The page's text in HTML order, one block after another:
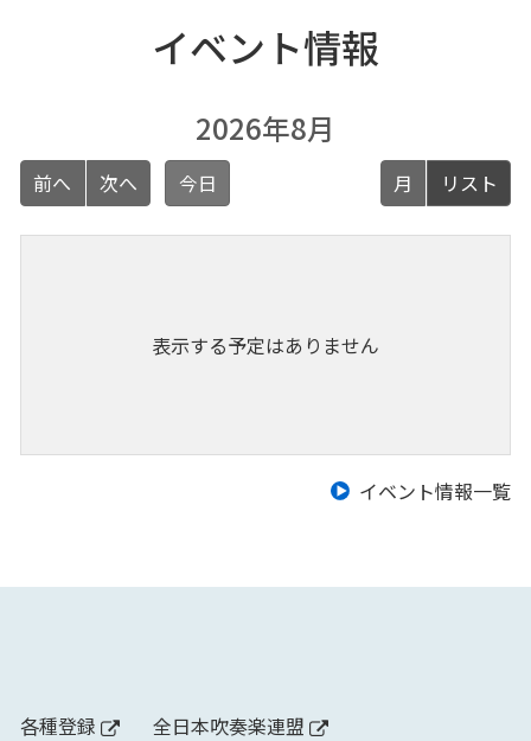
イベント情報
前へ 次へ 今日
2026年8月
月 リスト
表示する予定はありません
イベント情報一覧
各種登録 全日本吹奏楽連盟